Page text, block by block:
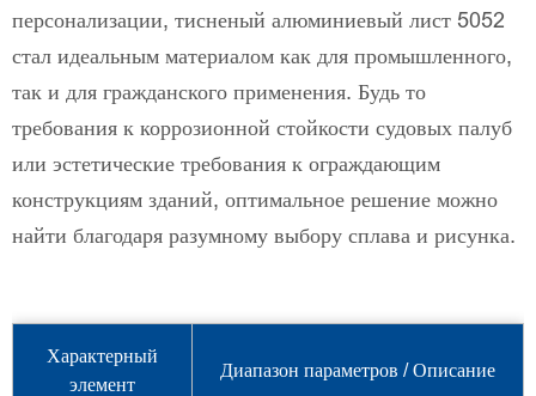
персонализации, тисненый алюминиевый лист 5052
стал идеальным материалом как для промышленного,
так и для гражданского применения. Будь то
требования к коррозионной стойкости судовых палуб
или эстетические требования к ограждающим
конструкциям зданий, оптимальное решение можно
найти благодаря разумному выбору сплава и рисунка.
Характерный
элемент
Диапазон параметров / Описание